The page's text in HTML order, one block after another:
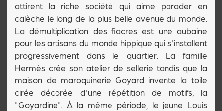
attirent la riche société qui aime parader en
calèche le long de la plus belle avenue du monde.
La démultiplication des fiacres est une aubaine
pour les artisans du monde hippique qui s'installent
progressivement dans le quartier. La famille
Hermès crée son atelier de sellerie tandis que la
maison de maroquinerie Goyard invente la toile
cirée décorée d'une répétition de motifs, la
"Goyardine". À la même période, le jeune Louis